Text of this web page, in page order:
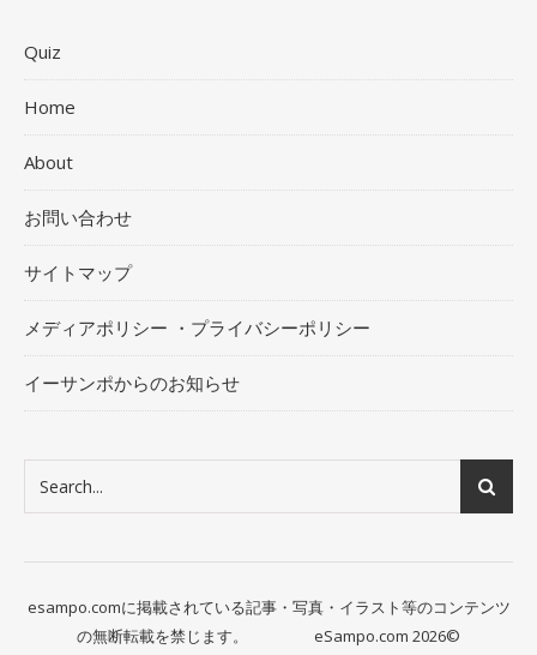
Quiz
Home
About
お問い合わせ
サイトマップ
メディアポリシー ・プライバシーポリシー
イーサンポからのお知らせ
esampo.comに掲載されている記事・写真・イラスト等のコンテンツ
の無断転載を禁じます。 eSampo.com 2026©